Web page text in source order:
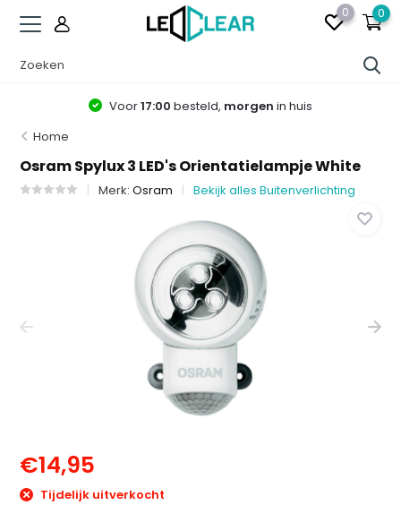
0 0
Voor17:00 besteld, morgen in huis
Home
Osram Spylux 3 LED's Orientatielampje White
Merk:Osram Bekijk alles Buitenverlichting
€14,95
Tijdelijk uitverkocht